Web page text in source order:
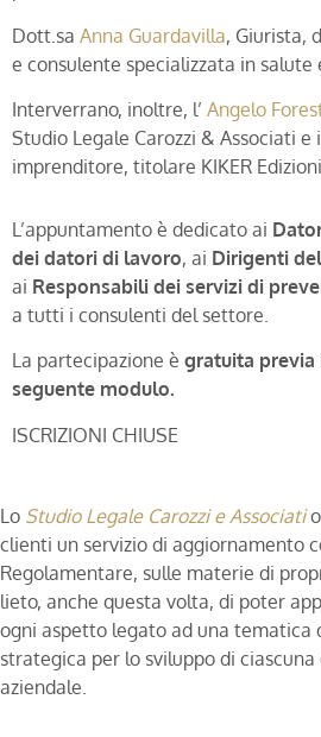
Dott.sa Anna Guardavilla, Giurista,
e consulente specializzata in salute
Interverrano, inoltre, l’ Angelo
Studio Legale Carozzi & Associati e
imprenditore, titolare KIKER Edizioni
L’appuntamento è dedicato ai
dei datori di lavoro, ai Dirigenti
ai Responsabili dei servizi di
a tutti i consulenti del settore.
La partecipazione è gratuita
seguente modulo.
ISCRIZIONI CHIUSE
Lo Studio Legale Carozzi e Associati
clienti un servizio di aggiornamento
Regolamentare, sulle materie di
lieto, anche questa volta, di poter
ogni aspetto legato ad una tematica
strategica per lo sviluppo di ciascuna
aziendale.